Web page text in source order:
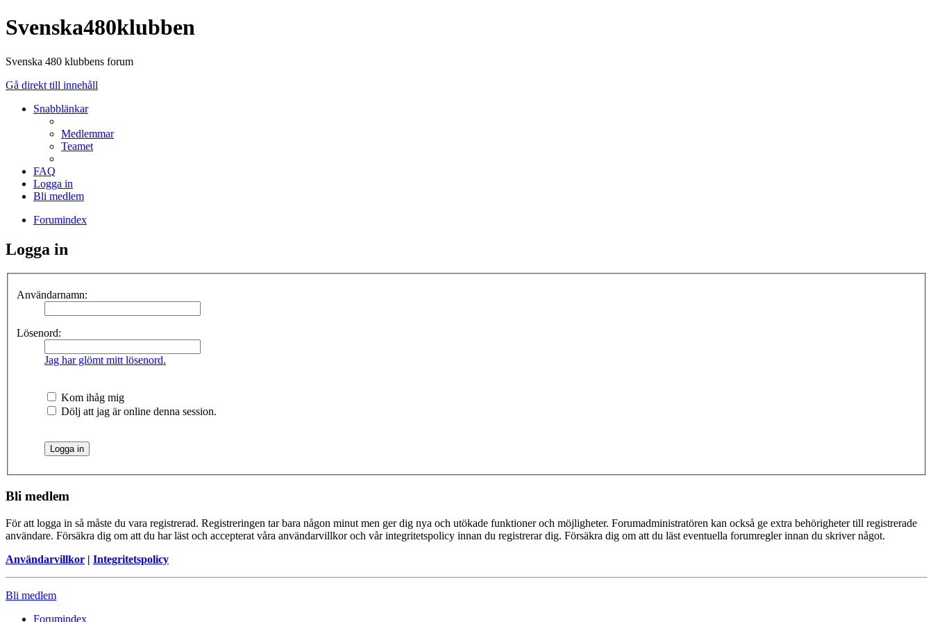
Svenska480klubben
Svenska 480 klubbens forum
Gå direkt till innehåll
Snabblänkar
Medlemmar
Teamet
FAQ
Logga in
Bli medlem
Forumindex
Logga in
Användarnamn:
Lösenord:
Jag har glömt mitt lösenord.
Kom ihåg mig
Dölj att jag är online denna session.
Bli medlem
För att logga in så måste du vara registrerad. Registreringen tar bara någon minut men ger dig nya och utökade funktioner och möjligheter. Forumadministratören kan också ge extra behörigheter till registrerade
användare. Försäkra dig om att du har läst och accepterat våra användarvillkor och vår integritetspolicy innan du registrerar dig. Försäkra dig om att du läst eventuella forumregler innan du skriver något.
Användarvillkor | Integritetspolicy
Bli medlem
Forumindex